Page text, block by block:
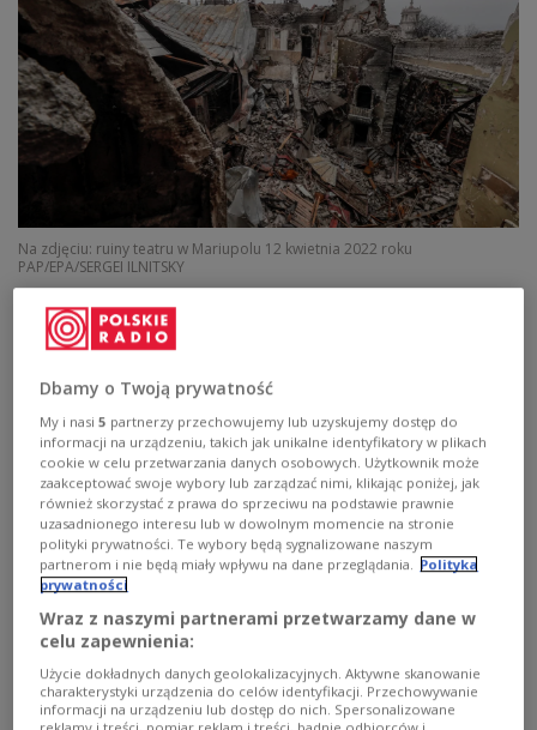
Na zdjęciu: ruiny teatru w Mariupolu 12 kwietnia 2022 roku
PAP/EPA/SERGEI ILNITSKY
W związku tym, że jeden z rosyjskich pocisków
manewrujących, odpalanych z samolotów leciał w
Rodzajów Sił Zbrojnych poinformowało w środę
rano o uruchomieniu wszystkich niezbędnych
procedur dla zapewnienia bezpieczeństwa polskiej
przestrzeni oraz o tym, że w powietrzu są polskie i
sojusznicze statki powietrzne.
Informujemy, że obserwowana jest
intensywna aktywność lotnictwa dalekiego
zasięgu Federacji Rosyjskiej, związana z
uderzeniani rakietowymi na terytorium
Dbamy o Twoją prywatność
My i nasi5 partnerzy przechowujemy lub uzyskujemy dostęp do
informacji na urządzeniu, takich jak unikalne identyfikatory w plikach
cookie w celu przetwarzania danych osobowych. Użytkownik może
zaakceptować swoje wybory lub zarządzać nimi, klikając poniżej, jak
również skorzystać z prawa do sprzeciwu na podstawie prawnie
uzasadnionego interesu lub w dowolnym momencie na stronie
polityki prywatności. Te wybory będą sygnalizowane naszym
partnerom i nie będą miały wpływu na dane przeglądania. Polityka
prywatności
Wraz z naszymi partnerami przetwarzamy dane w
celu zapewnienia:
Użycie dokładnych danych geolokalizacyjnych. Aktywne skanowanie
charakterystyki urządzenia do celów identyfikacji. Przechowywanie
informacji na urządzeniu lub dostęp do nich. Spersonalizowane